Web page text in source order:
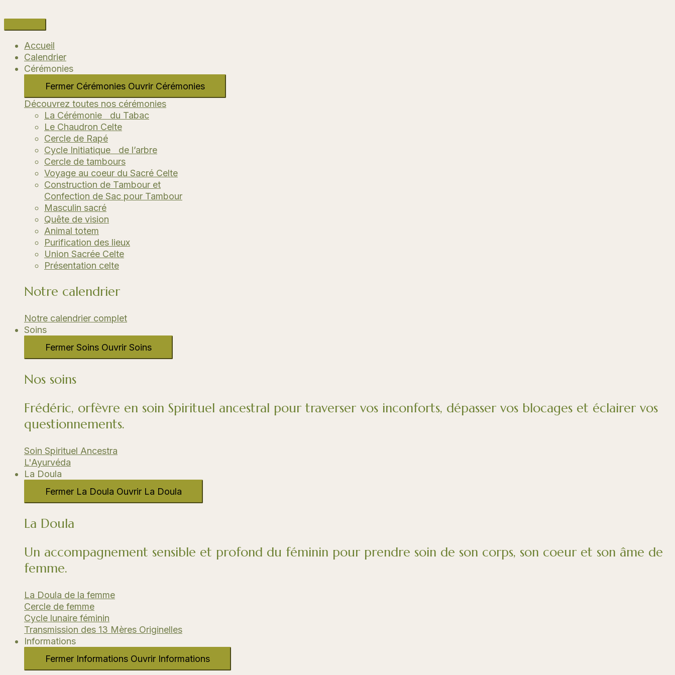
au
contenu
Accueil
Calendrier
Cérémonies
Fermer Cérémonies Ouvrir Cérémonies
Découvrez toutes nos cérémonies
La Cérémonie du Tabac
Le Chaudron Celte
Cercle de Rapé
Cycle Initiatique de l’arbre
Cercle de tambours
Voyage au coeur du Sacré Celte
Construction de Tambour et
Confection de Sac pour Tambour
Masculin sacré
Quête de vision
Animal totem
Purification des lieux
Union Sacrée Celte
Présentation celte
Notre calendrier
Notre calendrier complet
Soins
Fermer Soins Ouvrir Soins
Nos soins
Frédéric, orfèvre en soin Spirituel ancestral pour traverser vos inconforts, dépasser vos blocages et éclairer vos
questionnements.
Soin Spirituel Ancestra
L'Ayurvéda​
La Doula
Fermer La Doula Ouvrir La Doula
La Doula
Un accompagnement sensible et profond du féminin pour prendre soin de son corps, son coeur et son âme de
femme.
La Doula de la femme
Cercle de femme​
Cycle lunaire féminin​
Transmission des 13 Mères Originelles​
Informations
Fermer Informations Ouvrir Informations